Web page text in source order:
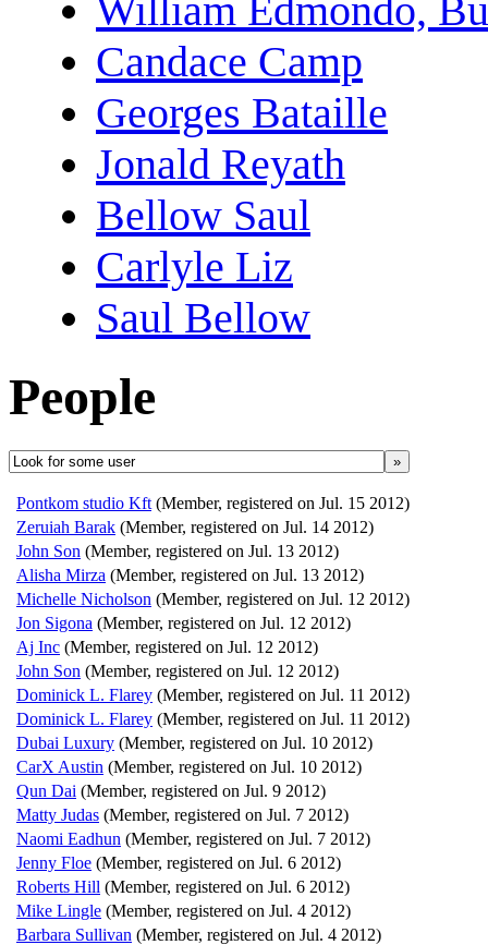
William Edmondo,
Candace Camp
Georges Bataille
Jonald Reyath
Bellow Saul
Carlyle Liz
Saul Bellow
People
»
Pontkom studio Kft (Member, registered on Jul. 15 2012)
Zeruiah Barak (Member, registered on Jul. 14 2012)
John Son (Member, registered on Jul. 13 2012)
Alisha Mirza (Member, registered on Jul. 13 2012)
Michelle Nicholson (Member, registered on Jul. 12 2012)
Jon Sigona (Member, registered on Jul. 12 2012)
Aj Inc (Member, registered on Jul. 12 2012)
John Son (Member, registered on Jul. 12 2012)
Dominick L. Flarey (Member, registered on Jul. 11 2012)
Dominick L. Flarey (Member, registered on Jul. 11 2012)
Dubai Luxury (Member, registered on Jul. 10 2012)
CarX Austin (Member, registered on Jul. 10 2012)
Qun Dai (Member, registered on Jul. 9 2012)
Matty Judas (Member, registered on Jul. 7 2012)
Naomi Eadhun (Member, registered on Jul. 7 2012)
Jenny Floe (Member, registered on Jul. 6 2012)
Roberts Hill (Member, registered on Jul. 6 2012)
Mike Lingle (Member, registered on Jul. 4 2012)
Barbara Sullivan (Member, registered on Jul. 4 2012)